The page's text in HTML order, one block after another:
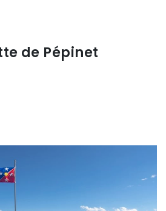
de Pépinet